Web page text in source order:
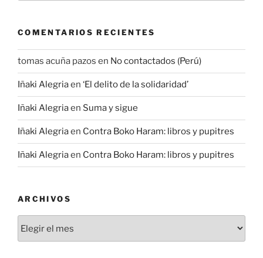
COMENTARIOS RECIENTES
tomas acuña pazos en No contactados (Perú)
Iñaki Alegriaen ‘El delito de la solidaridad’
Iñaki Alegriaen Suma y sigue
Iñaki Alegriaen Contra Boko Haram: libros y pupitres
Iñaki Alegriaen Contra Boko Haram: libros y pupitres
ARCHIVOS